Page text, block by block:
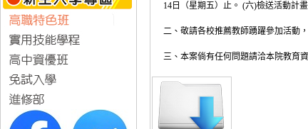
14日（星期五）止。 (六)檢送活動計
二、敬請各校推薦教師踴躍參加活動
三、本案倘有任何問題請洽本院教育資